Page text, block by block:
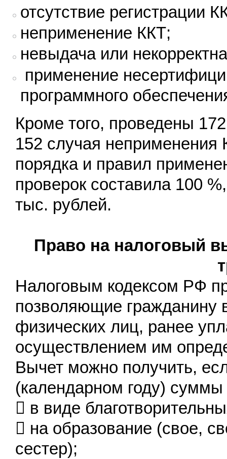
отсутствие регистрации
неприменение ККТ;
невыдача или
применение
программного
Кроме того, проведены
152 случая неприменения
порядка и правил
проверок составила 100
тыс. рублей.
Право на налоговый
Налоговым кодексом РФ
позволяющие гражданину
физических лиц, ранее
осуществлением им
Вычет можно получить,
(календарном году)
 в виде
 на образование (свое,
сестер);